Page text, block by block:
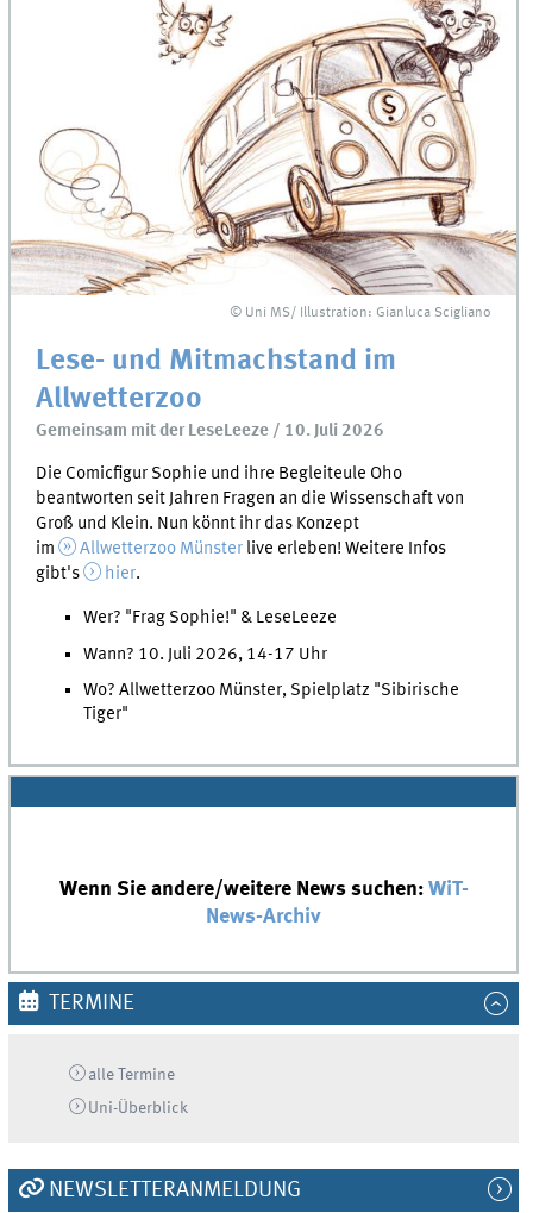
© Uni MS/ Illustration: Gianluca Scigliano
Lese- und Mitmachstand im
Allwetterzoo
Gemeinsam mit der LeseLeeze / 10. Juli 2026
Die Comicfigur Sophie und ihre Begleiteule Oho
beantworten seit Jahren Fragen an die Wissenschaft von
Groß und Klein. Nun könnt ihr das Konzept
im
Allwetterzoo Münster live erleben! Weitere Infos
gibt's
hier.
Wer? "Frag Sophie!" & LeseLeeze
Wann? 10. Juli 2026, 14-17 Uhr
Wo? Allwetterzoo Münster, Spielplatz "Sibirische
Tiger"
Wenn Sie andere/weitere News suchen: WiT-
News-Archiv
TERMINE
alle Termine
Uni-Überblick
NEWSLETTERANMELDUNG